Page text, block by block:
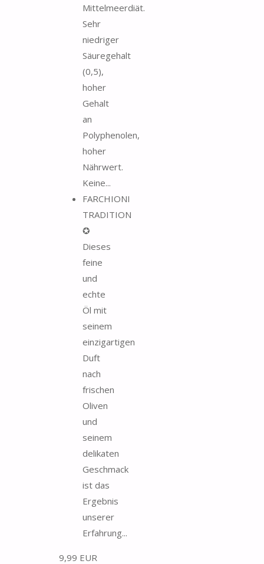
Mittelmeerdiät.
Sehr
niedriger
Säuregehalt
(0,5),
hoher
Gehalt
an
Polyphenolen,
hoher
Nährwert.
Keine...
FARCHIONI
TRADITION
✪
Dieses
feine
und
echte
Öl mit
seinem
einzigartigen
Duft
nach
frischen
Oliven
und
seinem
delikaten
Geschmack
ist das
Ergebnis
unserer
Erfahrung...
9,99 EUR